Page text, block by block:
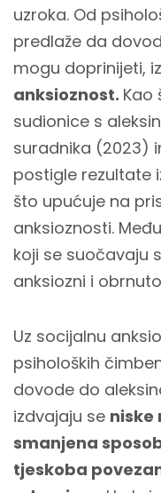
uzroka. Od
predlaže da
mogu doprinijeti,
anksioznost. Kao
sudionice s
suradnika (2023)
postigle rezultate
što upućuje na
anksioznosti.
koji se suočavaju
anksiozni i
Uz socijalnu
psiholoških
dovode do
izdvajaju se niske
smanjena
tjeskoba